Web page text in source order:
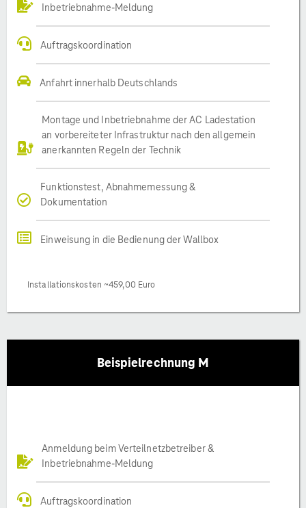
Inbetriebnahme-Meldung
Auftragskoordination
Anfahrt innerhalb Deutschlands
Montage und Inbetriebnahme der AC Ladestation
an vorbereiteter Infrastruktur nach den allgemein
anerkannten Regeln der Technik
Funktionstest, Abnahmemessung &
Dokumentation
Einweisung in die Bedienung der Wallbox
Installationskosten ~459,00 Euro
Beispielrechnung M
Anmeldung beim Verteilnetzbetreiber &
Inbetriebnahme-Meldung
Auftragskoordination